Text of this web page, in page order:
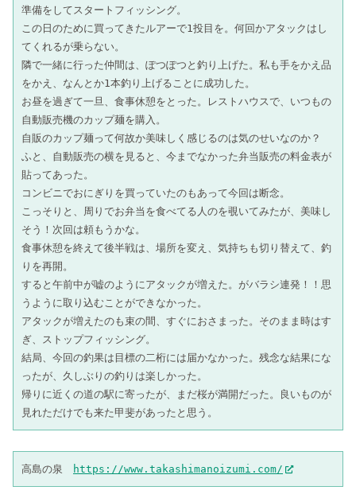
準備をしてスタートフィッシング。
この日のために買ってきたルアーで1投目を。何回かアタックはし
てくれるが乗らない。
隣で一緒に行った仲間は、ぽつぽつと釣り上げた。私も手をかえ品
をかえ、なんとか1本釣り上げることに成功した。
お昼を過ぎて一旦、食事休憩をとった。レストハウスで、いつもの
自動販売機のカップ麺を購入。
自販のカップ麺って何故か美味しく感じるのは気のせいなのか？
ふと、自動販売の横を見ると、今までなかった弁当販売の料金表が
貼ってあった。
コンビニでおにぎりを買っていたのもあって今回は断念。
こっそりと、周りでお弁当を食べてる人のを覗いてみたが、美味し
そう！次回は頼もうかな。
食事休憩を終えて後半戦は、場所を変え、気持ちも切り替えて、釣
りを再開。
すると午前中が嘘のようにアタックが増えた。がバラシ連発！！思
うように取り込むことができなかった。
アタックが増えたのも束の間、すぐにおさまった。そのまま時はす
ぎ、ストップフィッシング。
結局、今回の釣果は目標の二桁には届かなかった。残念な結果にな
ったが、久しぶりの釣りは楽しかった。
帰りに近くの道の駅に寄ったが、まだ桜が満開だった。良いものが
見れただけでも来た甲斐があったと思う。
高島の泉 https://www.takashimanoizumi.com/